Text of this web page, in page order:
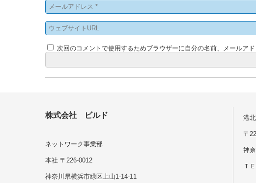
次回のコメントで使用するためブラウザーに自分の名前、メールアド
株式会社 ビルド
ネットワーク事業部
本社 〒226-0012
神奈川県横浜市緑区上山1-14-11
港
〒
神
Ｔ